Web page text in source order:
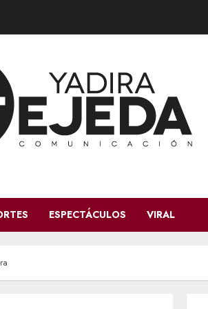
ESPECTÁCULOS VIRAL